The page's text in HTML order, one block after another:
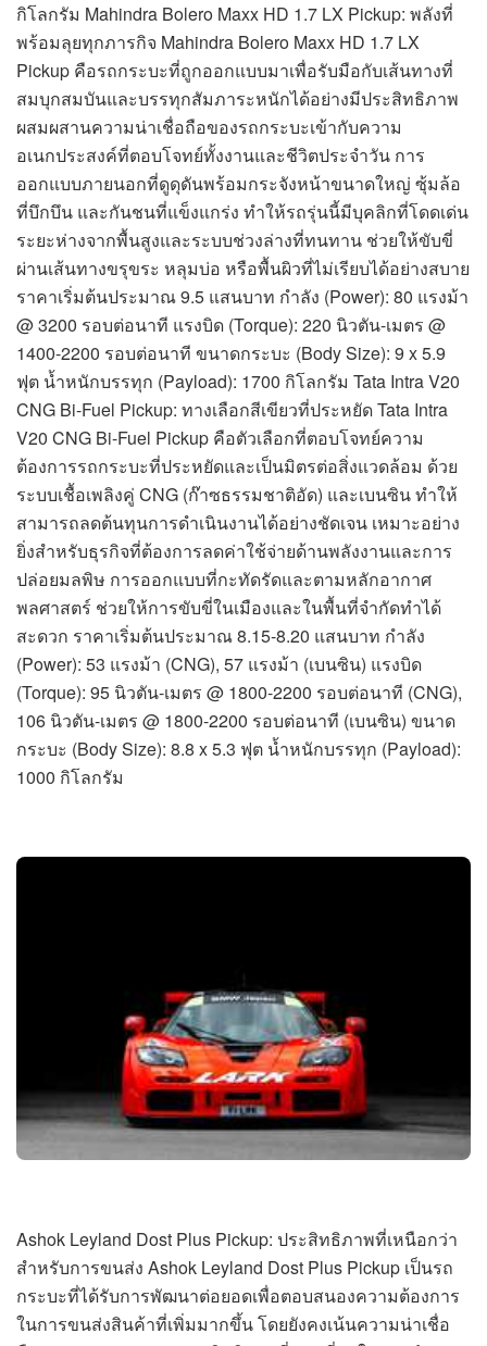
กิโลกรัม Mahindra Bolero Maxx HD 1.7 LX Pickup: พลังที่
พร้อมลุยทุกภารกิจ Mahindra Bolero Maxx HD 1.7 LX
Pickup คือรถกระบะที่ถูกออกแบบมาเพื่อรับมือกับเส้นทางที่
สมบุกสมบันและบรรทุกสัมภาระหนักได้อย่างมีประสิทธิภาพ
ผสมผสานความน่าเชื่อถือของรถกระบะเข้ากับความ
อเนกประสงค์ที่ตอบโจทย์ทั้งงานและชีวิตประจำวัน การ
ออกแบบภายนอกที่ดูดุดันพร้อมกระจังหน้าขนาดใหญ่ ซุ้มล้อ
ที่บึกบึน และกันชนที่แข็งแกร่ง ทำให้รถรุ่นนี้มีบุคลิกที่โดดเด่น
ระยะห่างจากพื้นสูงและระบบช่วงล่างที่ทนทาน ช่วยให้ขับขี่
ผ่านเส้นทางขรุขระ หลุมบ่อ หรือพื้นผิวที่ไม่เรียบได้อย่างสบาย
ราคาเริ่มต้นประมาณ 9.5 แสนบาท กำลัง (Power): 80 แรงม้า
@ 3200 รอบต่อนาที แรงบิด (Torque): 220 นิวตัน-เมตร @
1400-2200 รอบต่อนาที ขนาดกระบะ (Body Size): 9 x 5.9
ฟุต น้ำหนักบรรทุก (Payload): 1700 กิโลกรัม Tata Intra V20
CNG Bi-Fuel Pickup: ทางเลือกสีเขียวที่ประหยัด Tata Intra
V20 CNG Bi-Fuel Pickup คือตัวเลือกที่ตอบโจทย์ความ
ต้องการรถกระบะที่ประหยัดและเป็นมิตรต่อสิ่งแวดล้อม ด้วย
ระบบเชื้อเพลิงคู่ CNG (ก๊าซธรรมชาติอัด) และเบนซิน ทำให้
สามารถลดต้นทุนการดำเนินงานได้อย่างชัดเจน เหมาะอย่าง
ยิ่งสำหรับธุรกิจที่ต้องการลดค่าใช้จ่ายด้านพลังงานและการ
ปล่อยมลพิษ การออกแบบที่กะทัดรัดและตามหลักอากาศ
พลศาสตร์ ช่วยให้การขับขี่ในเมืองและในพื้นที่จำกัดทำได้
สะดวก ราคาเริ่มต้นประมาณ 8.15-8.20 แสนบาท กำลัง
(Power): 53 แรงม้า (CNG), 57 แรงม้า (เบนซิน) แรงบิด
(Torque): 95 นิวตัน-เมตร @ 1800-2200 รอบต่อนาที (CNG),
106 นิวตัน-เมตร @ 1800-2200 รอบต่อนาที (เบนซิน) ขนาด
กระบะ (Body Size): 8.8 x 5.3 ฟุต น้ำหนักบรรทุก (Payload):
1000 กิโลกรัม
Ashok Leyland Dost Plus Pickup: ประสิทธิภาพที่เหนือกว่า
สำหรับการขนส่ง Ashok Leyland Dost Plus Pickup เป็นรถ
กระบะที่ได้รับการพัฒนาต่อยอดเพื่อตอบสนองความต้องการ
ในการขนส่งสินค้าที่เพิ่มมากขึ้น โดยยังคงเน้นความน่าเชื่อ